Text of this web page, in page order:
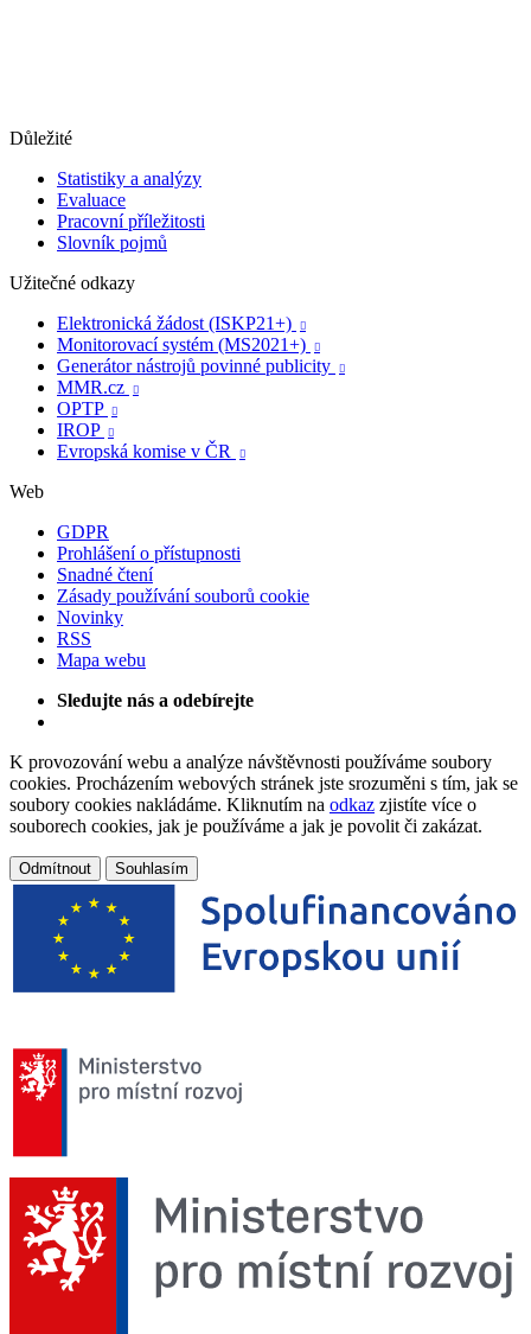
Důležité
Statistiky a analýzy
Evaluace
Pracovní příležitosti
Slovník pojmů
Užitečné odkazy
Elektronická žádost (ISKP21+)

Monitorovací systém (MS2021+) 
Generátor nástrojů povinné publicity 
MMR.cz 
OPTP 
IROP 
Evropská komise v ČR 
Web
GDPR
Prohlášení o přístupnosti
Snadné čtení
Zásady používání souborů cookie
Novinky
RSS
Mapa webu
Sledujte nás a odebírejte
K provozování webu a analýze návštěvnosti používáme soubory
cookies. Procházením webových stránek jste srozuměni s tím, jak se
soubory cookies nakládáme. Kliknutím na odkaz zjistíte více o
souborech cookies, jak je používáme a jak je povolit či zakázat.
Odmítnout Souhlasím